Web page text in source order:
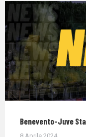
Benevento-Juve